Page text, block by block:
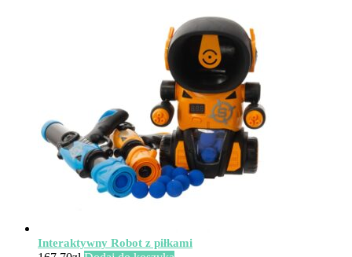
wybrać
stronie
produktu
Interaktywny Robot z piłkami